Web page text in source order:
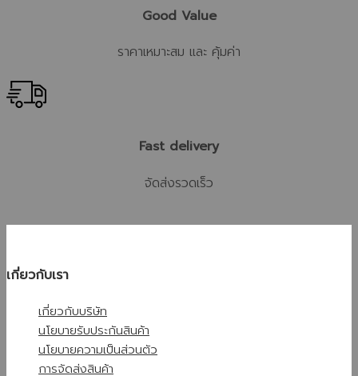
Good Value
ราคาเหมาะสม และ คุ้มค่า
Fast delivery
จัดส่งรวดเร็ว
เกี่ยวกับเรา
เกี่ยวกับบริษัท
นโยบายรับประกันสินค้า
นโยบายความเป็นส่วนตัว
การจัดส่งสินค้า